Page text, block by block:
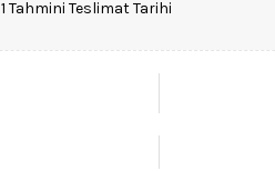
1 Tahmini Teslimat Tarihi